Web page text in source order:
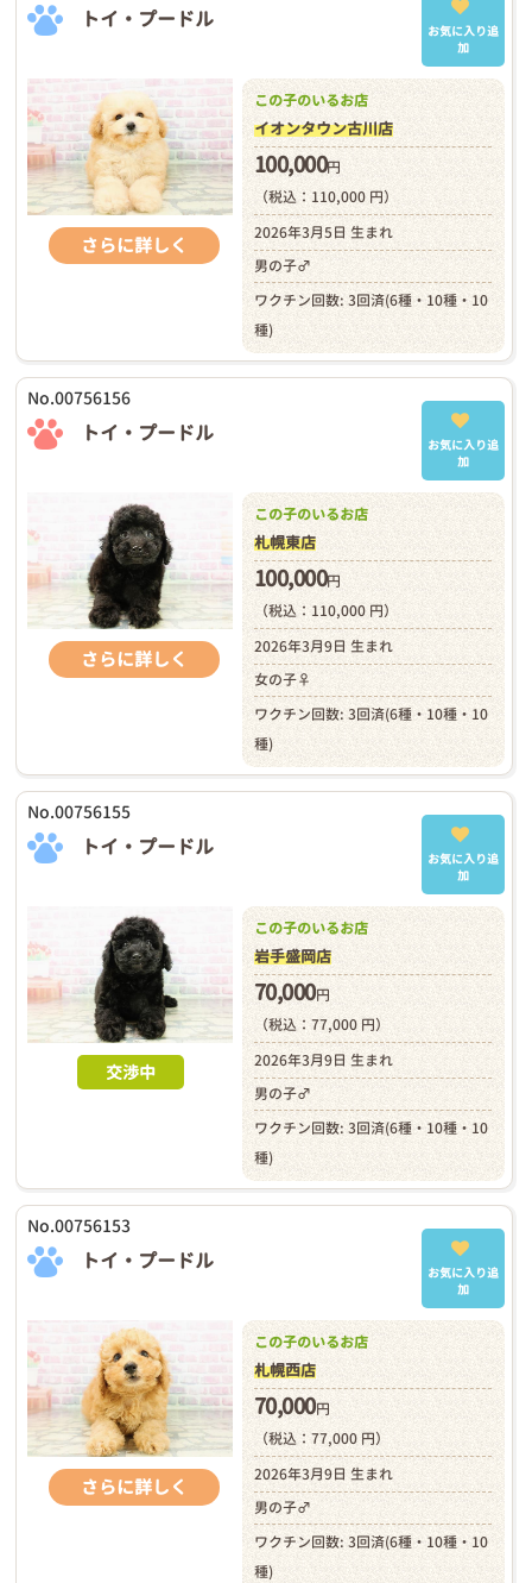
トイ・プードル
お気に入り追
加
さらに詳しく
この子のいるお店
イオンタウン古川店
100,000円
（税込：110,000 円）
2026年3月5日 生まれ
男の子♂
ワクチン回数: 3回済(6種・10種・10
種)
No.00756156
トイ・プードル
お気に入り追
加
さらに詳しく
この子のいるお店
札幌東店
100,000円
（税込：110,000 円）
2026年3月9日 生まれ
女の子♀
ワクチン回数: 3回済(6種・10種・10
種)
No.00756155
トイ・プードル
お気に入り追
加
交渉中
この子のいるお店
岩手盛岡店
70,000円
（税込：77,000 円）
2026年3月9日 生まれ
男の子♂
ワクチン回数: 3回済(6種・10種・10
種)
No.00756153
トイ・プードル
お気に入り追
加
さらに詳しく
この子のいるお店
札幌西店
70,000円
（税込：77,000 円）
2026年3月9日 生まれ
男の子♂
ワクチン回数: 3回済(6種・10種・10
種)